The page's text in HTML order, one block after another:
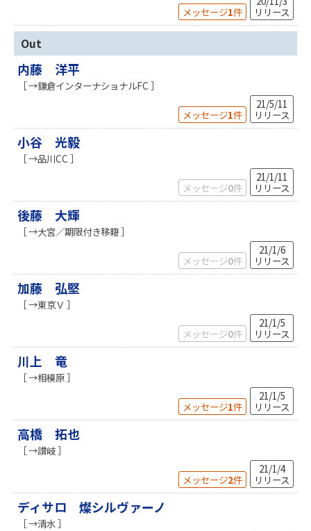
メッセージ1件
リリース
Out
内藤 洋平
［ →鎌倉インターナショナルFC ］
メッセージ1件
21/5/11
リリース
小谷 光毅
［ →品川CC ］
メッセージ0件
21/1/11
リリース
後藤 大輝
［ →大宮／期限付き移籍 ］
メッセージ0件
21/1/6
リリース
加藤 弘堅
［ →東京Ｖ ］
メッセージ0件
21/1/5
リリース
川上 竜
［ →相模原 ］
メッセージ1件
21/1/5
リリース
高橋 拓也
［ →讃岐 ］
メッセージ2件
21/1/4
リリース
ディサロ 燦シルヴァーノ
［ →清水 ］